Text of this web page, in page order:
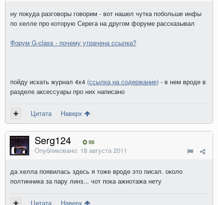
ну покуда разговоры говорим - вот нашел чутка побольше инфы
по хелле про которую Серега на другом форуме рассказывал
Форум G-class - почему утрачена ссылка?
пойду искать журнал 4x4 (ссылка на содержание) - в нем вроде в
разделе аксессуары про них написано
Цитата Наверх
Serg124 98
Опубликовано: 18 августа 2011
да хелла появилась здесь я тоже вроде это писал. около
полтинника за пару линз... чот пока ажиотажа нету
Цитата Наверх